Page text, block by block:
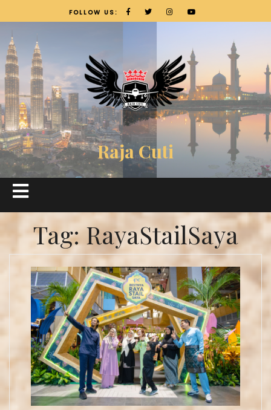
FOLLOW US:
Raja Cuti
Tag:RayaStailSaya